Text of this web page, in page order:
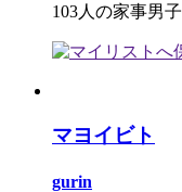
103人の家事男
マヨイビト
gurin